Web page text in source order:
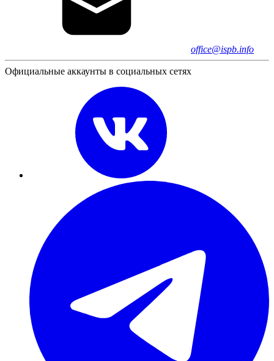
office@ispb.info
Официальные аккаунты в социальных сетях